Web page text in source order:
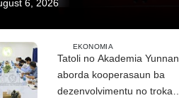
6, 2026
EKONOMIA
Tatoli no Akademia Yunnan
aborda kooperasaun ba
dezenvolvimentu no troka